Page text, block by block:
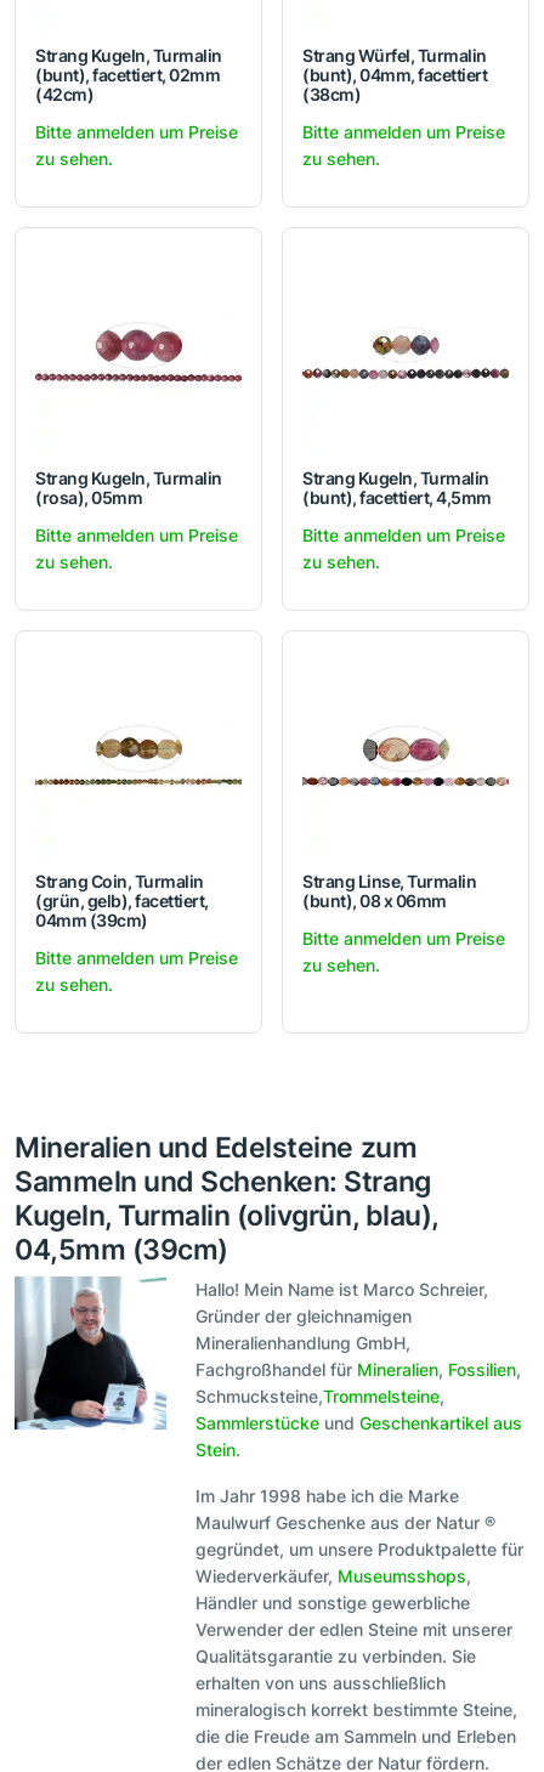
Strang Kugeln, Turmalin
(bunt), facettiert, 02mm
(42cm)
Bitte anmelden um Preise
zu sehen.
Strang Würfel, Turmalin
(bunt), 04mm, facettiert
(38cm)
Bitte anmelden um Preise
zu sehen.
Strang Kugeln, Turmalin
(rosa), 05mm
Bitte anmelden um Preise
zu sehen.
Strang Kugeln, Turmalin
(bunt), facettiert, 4,5mm
Bitte anmelden um Preise
zu sehen.
Strang Coin, Turmalin
(grün, gelb), facettiert,
04mm (39cm)
Bitte anmelden um Preise
zu sehen.
Strang Linse, Turmalin
(bunt), 08 x 06mm
Bitte anmelden um Preise
zu sehen.
Mineralien und Edelsteine zum
Sammeln und Schenken: Strang
Kugeln, Turmalin (olivgrün, blau),
04,5mm (39cm)
Hallo! Mein Name ist Marco Schreier,
Gründer der gleichnamigen
Mineralienhandlung GmbH,
Fachgroßhandel für Mineralien, Fossilien,
Schmucksteine,Trommelsteine,
Sammlerstücke undGeschenkartikel aus
Stein.
Im Jahr 1998 habe ich die Marke
Maulwurf Geschenke aus der Natur ®
gegründet, um unsere Produktpalette für
Wiederverkäufer, Museumsshops,
Händler und sonstige gewerbliche
Verwender der edlen Steine mit unserer
Qualitätsgarantie zu verbinden. Sie
erhalten von uns ausschließlich
mineralogisch korrekt bestimmte Steine,
die die Freude am Sammeln und Erleben
der edlen Schätze der Natur fördern.